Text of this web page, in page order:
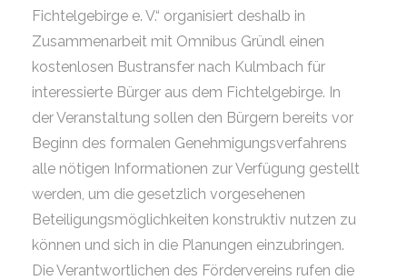
Fichtelgebirge e. V.“ organisiert deshalb in
Zusammenarbeit mit Omnibus Gründl einen
kostenlosen Bustransfer nach Kulmbach für
interessierte Bürger aus dem Fichtelgebirge. In
der Veranstaltung sollen den Bürgern bereits vor
Beginn des formalen Genehmigungsverfahrens
alle nötigen Informationen zur Verfügung gestellt
werden, um die gesetzlich vorgesehenen
Beteiligungsmöglichkeiten konstruktiv nutzen zu
können und sich in die Planungen einzubringen.
Die Verantwortlichen des Fördervereins rufen die